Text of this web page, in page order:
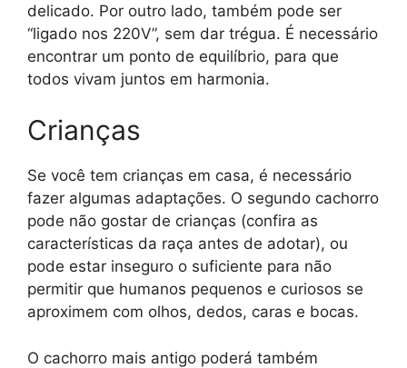
delicado. Por outro lado, também pode ser
“ligado nos 220V”, sem dar trégua. É necessário
encontrar um ponto de equilíbrio, para que
todos vivam juntos em harmonia.
Crianças
Se você tem crianças em casa, é necessário
fazer algumas adaptações. O segundo cachorro
pode não gostar de crianças (confira as
características da raça antes de adotar), ou
pode estar inseguro o suficiente para não
permitir que humanos pequenos e curiosos se
aproximem com olhos, dedos, caras e bocas.
O cachorro mais antigo poderá também